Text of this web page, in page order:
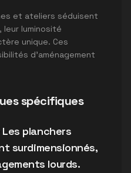
et ateliers séduisent
leur luminosité
unique. Ces
d'aménagement
spécifiques
planchers
surdimensionnés,
lourds.